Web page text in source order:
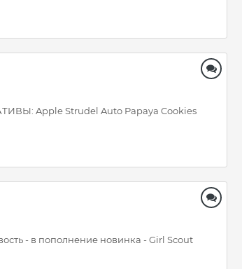
Apple Strudel Auto Papaya Cookies
- в пополнение новинка - Girl Scout